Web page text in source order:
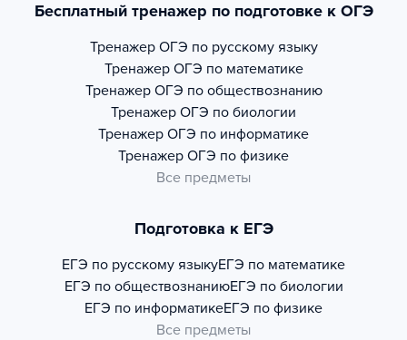
Бесплатный тренажер по подготовке к ОГЭ
Тренажер ОГЭ по русскому языку
Тренажер ОГЭ по математике
Тренажер ОГЭ по обществознанию
Тренажер ОГЭ по биологии
Тренажер ОГЭ по информатике
Тренажер ОГЭ по физике
Все предметы
Подготовка к ЕГЭ
ЕГЭ по русскому языкуЕГЭ по математике
ЕГЭ по обществознаниюЕГЭ по биологии
ЕГЭ по информатикеЕГЭ по физике
Все предметы